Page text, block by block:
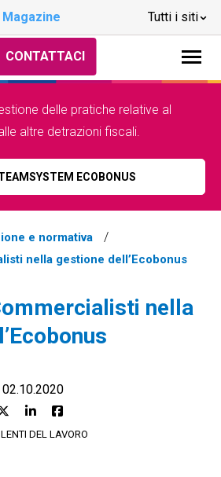
Tutti i siti
CONTATTACI
delle pratiche relative al
altre detrazioni fiscali.
ECOBONUS
e normativa
nella gestione dell’Ecobonus
nella
DEL LAVORO